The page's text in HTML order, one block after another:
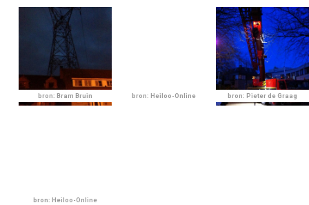
bron: Bram Bruin bron: Heiloo-Online bron: Pieter de Graag
bron: Heiloo-Online